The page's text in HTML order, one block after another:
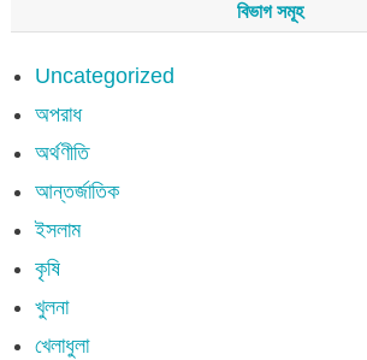
বিভাগ সমূহ
Uncategorized
অপরাধ
অর্থণীতি
আন্তর্জাতিক
ইসলাম
কৃষি
খুলনা
খেলাধুলা